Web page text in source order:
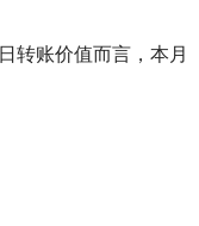
转账价值而言，本月